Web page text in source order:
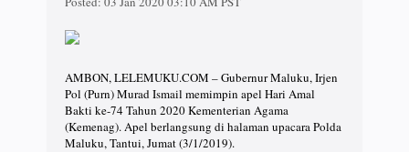
AMBON, LELEMUKU.COM – Gubernur Maluku, Irjen
Pol (Purn) Murad Ismail memimpin apel Hari Amal
Bakti ke-74 Tahun 2020 Kementerian Agama
(Kemenag). Apel berlangsung di halaman upacara Polda
Maluku, Tantui, Jumat (3/1/2019).